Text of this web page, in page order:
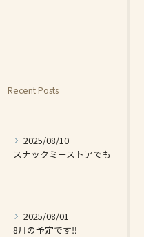
Recent Posts
2025/08/10
スナックミーストアでも
2025/08/01
8月の予定です‼️